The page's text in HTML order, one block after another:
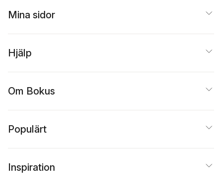
Mina sidor
Hjälp
Om Bokus
Populärt
Inspiration